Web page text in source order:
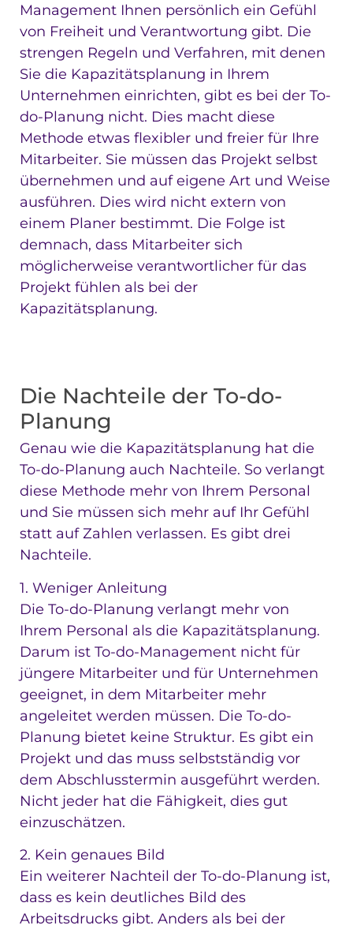
Management Ihnen persönlich ein Gefühl
von Freiheit und Verantwortung gibt. Die
strengen Regeln und Verfahren, mit denen
Sie die Kapazitätsplanung in Ihrem
Unternehmen einrichten, gibt es bei der To-
do-Planung nicht. Dies macht diese
Methode etwas flexibler und freier für Ihre
Mitarbeiter. Sie müssen das Projekt selbst
übernehmen und auf eigene Art und Weise
ausführen. Dies wird nicht extern von
einem Planer bestimmt. Die Folge ist
demnach, dass Mitarbeiter sich
möglicherweise verantwortlicher für das
Projekt fühlen als bei der
Kapazitätsplanung.
Die Nachteile der To-do-
Planung
Genau wie die Kapazitätsplanung hat die
To-do-Planung auch Nachteile. So verlangt
diese Methode mehr von Ihrem Personal
und Sie müssen sich mehr auf Ihr Gefühl
statt auf Zahlen verlassen. Es gibt drei
Nachteile.
1. Weniger Anleitung
Die To-do-Planung verlangt mehr von
Ihrem Personal als die Kapazitätsplanung.
Darum ist To-do-Management nicht für
jüngere Mitarbeiter und für Unternehmen
geeignet, in dem Mitarbeiter mehr
angeleitet werden müssen. Die To-do-
Planung bietet keine Struktur. Es gibt ein
Projekt und das muss selbstständig vor
dem Abschlusstermin ausgeführt werden.
Nicht jeder hat die Fähigkeit, dies gut
einzuschätzen.
2. Kein genaues Bild
Ein weiterer Nachteil der To-do-Planung ist,
dass es kein deutliches Bild des
Arbeitsdrucks gibt. Anders als bei der